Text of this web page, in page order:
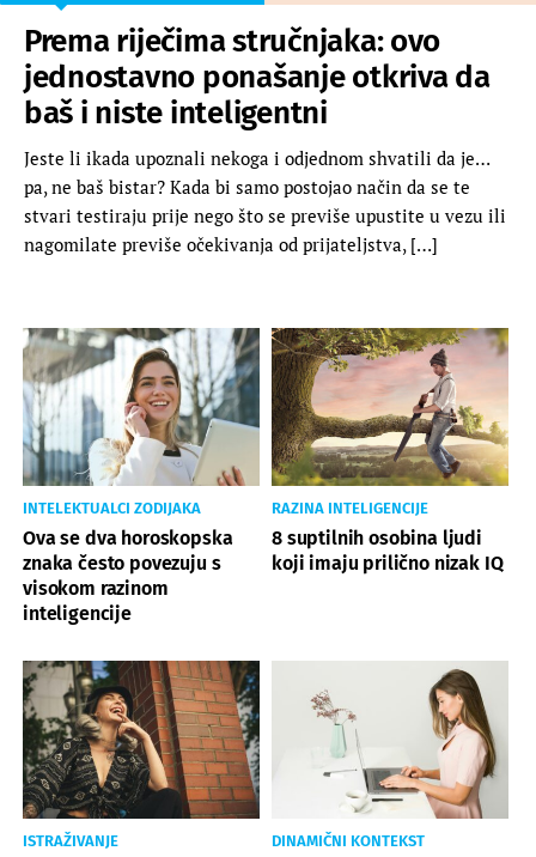
Prema riječima stručnjaka: ovo
jednostavno ponašanje otkriva da
baš i niste inteligentni
Jeste li ikada upoznali nekoga i odjednom shvatili da je…
pa, ne baš bistar? Kada bi samo postojao način da se te
stvari testiraju prije nego što se previše upustite u vezu ili
nagomilate previše očekivanja od prijateljstva, […]
INTELEKTUALCI ZODIJAKA
Ova se dva horoskopska
znaka često povezuju s
visokom razinom
inteligencije
RAZINA INTELIGENCIJE
8 suptilnih osobina ljudi
koji imaju prilično nizak IQ
ISTRAŽIVANJE DINAMIČNI KONTEKST